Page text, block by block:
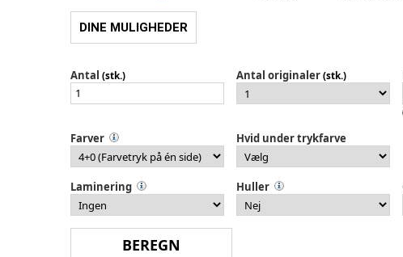
DINE MULIGHEDER
Antal (stk.) Antal originaler(stk.)
Farver Hvid under trykfarve
Laminering Huller